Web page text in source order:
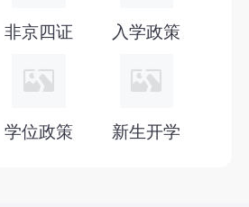
非京四证 入学政策
学位政策 新生开学